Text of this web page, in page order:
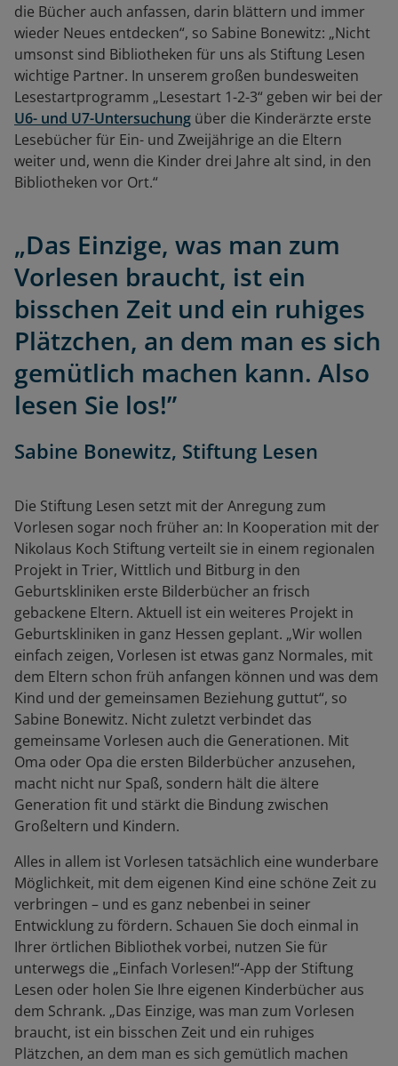
die Bücher auch anfassen, darin blättern und immer
wieder Neues entdecken“, so Sabine Bonewitz: „Nicht
umsonst sind Bibliotheken für uns als Stiftung Lesen
wichtige Partner. In unserem großen bundesweiten
Lesestartprogramm „Lesestart 1-2-3“ geben wir bei der
U6- und U7-Untersuchung über die Kinderärzte erste
Lesebücher für Ein- und Zweijährige an die Eltern
weiter und, wenn die Kinder drei Jahre alt sind, in den
Bibliotheken vor Ort.“
„Das Einzige, was man zum
Vorlesen braucht, ist ein
bisschen Zeit und ein ruhiges
Plätzchen, an dem man es sich
gemütlich machen kann. Also
lesen Sie los!”
Sabine Bonewitz, Stiftung Lesen
Die Stiftung Lesen setzt mit der Anregung zum
Vorlesen sogar noch früher an: In Kooperation mit der
Nikolaus Koch Stiftung verteilt sie in einem regionalen
Projekt in Trier, Wittlich und Bitburg in den
Geburtskliniken erste Bilderbücher an frisch
gebackene Eltern. Aktuell ist ein weiteres Projekt in
Geburtskliniken in ganz Hessen geplant. „Wir wollen
einfach zeigen, Vorlesen ist etwas ganz Normales, mit
dem Eltern schon früh anfangen können und was dem
Kind und der gemeinsamen Beziehung guttut“, so
Sabine Bonewitz. Nicht zuletzt verbindet das
gemeinsame Vorlesen auch die Generationen. Mit
Oma oder Opa die ersten Bilderbücher anzusehen,
macht nicht nur Spaß, sondern hält die ältere
Generation fit und stärkt die Bindung zwischen
Großeltern und Kindern.
Alles in allem ist Vorlesen tatsächlich eine wunderbare
Möglichkeit, mit dem eigenen Kind eine schöne Zeit zu
verbringen – und es ganz nebenbei in seiner
Entwicklung zu fördern. Schauen Sie doch einmal in
Ihrer örtlichen Bibliothek vorbei, nutzen Sie für
unterwegs die „Einfach Vorlesen!“-App der Stiftung
Lesen oder holen Sie Ihre eigenen Kinderbücher aus
dem Schrank. „Das Einzige, was man zum Vorlesen
braucht, ist ein bisschen Zeit und ein ruhiges
Plätzchen, an dem man es sich gemütlich machen